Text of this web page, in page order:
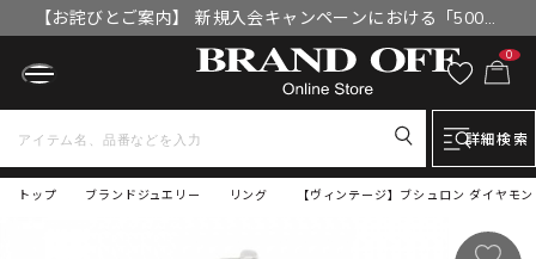
【お詫びとご案内】 新規入会キャンペーンにおける「500円
OFFクーポン」付与漏れと補填について
0
詳細検索
トップ 【ヴィンテージ】ブシュロン ダイヤモ
ブランドジュエリー リング